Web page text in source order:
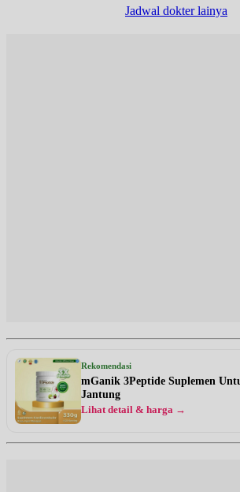
Jadwal dokter lainya
Rekomendasi
mGanik 3Peptide Suplemen
Jantung
Lihat detail & harga →